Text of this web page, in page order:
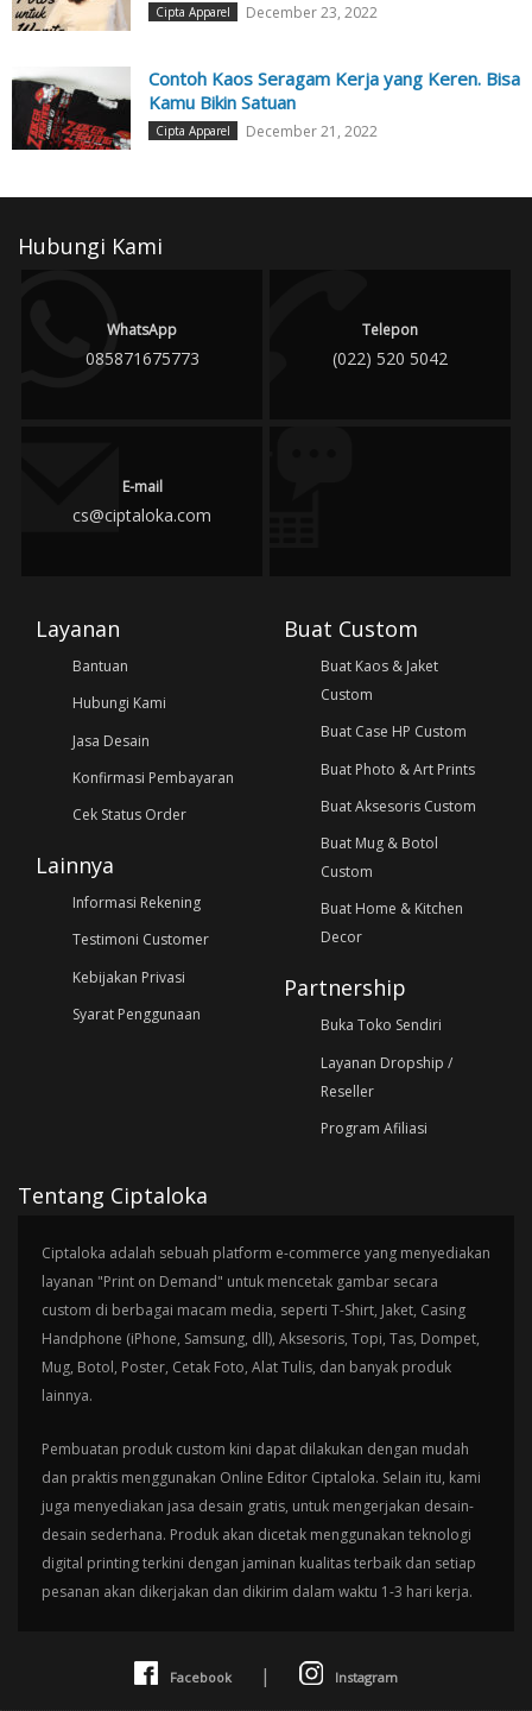
Cipta Apparel December 23, 2022
Contoh Kaos Seragam Kerja yang Keren. Bisa
Kamu Bikin Satuan
Cipta Apparel December 21, 2022
Hubungi Kami
WhatsApp
085871675773
Telepon
(022) 520 5042
E-mail
cs@ciptaloka.com
Layanan
Bantuan
Hubungi Kami
Jasa Desain
Konfirmasi Pembayaran
Cek Status Order
Lainnya
Informasi Rekening
Testimoni Customer
Kebijakan Privasi
Syarat Penggunaan
Buat Custom
Buat Kaos & Jaket
Custom
Buat Case HP Custom
Buat Photo & Art Prints
Buat Aksesoris Custom
Buat Mug & Botol
Custom
Buat Home & Kitchen
Decor
Partnership
Buka Toko Sendiri
Layanan Dropship /
Reseller
Program Afiliasi
Tentang Ciptaloka
Ciptaloka adalah sebuah platform e-commerce yang menyediakan
layanan "Print on Demand" untuk mencetak gambar secara
custom di berbagai macam media, seperti T-Shirt, Jaket, Casing
Handphone (iPhone, Samsung, dll), Aksesoris, Topi, Tas, Dompet,
Mug, Botol, Poster, Cetak Foto, Alat Tulis, dan banyak produk
lainnya.
Pembuatan produk custom kini dapat dilakukan dengan mudah
dan praktis menggunakan Online Editor Ciptaloka. Selain itu, kami
juga menyediakan jasa desain gratis, untuk mengerjakan desain-
desain sederhana. Produk akan dicetak menggunakan teknologi
digital printing terkini dengan jaminan kualitas terbaik dan setiap
pesanan akan dikerjakan dan dikirim dalam waktu 1-3 hari kerja.
Facebook | Instagram